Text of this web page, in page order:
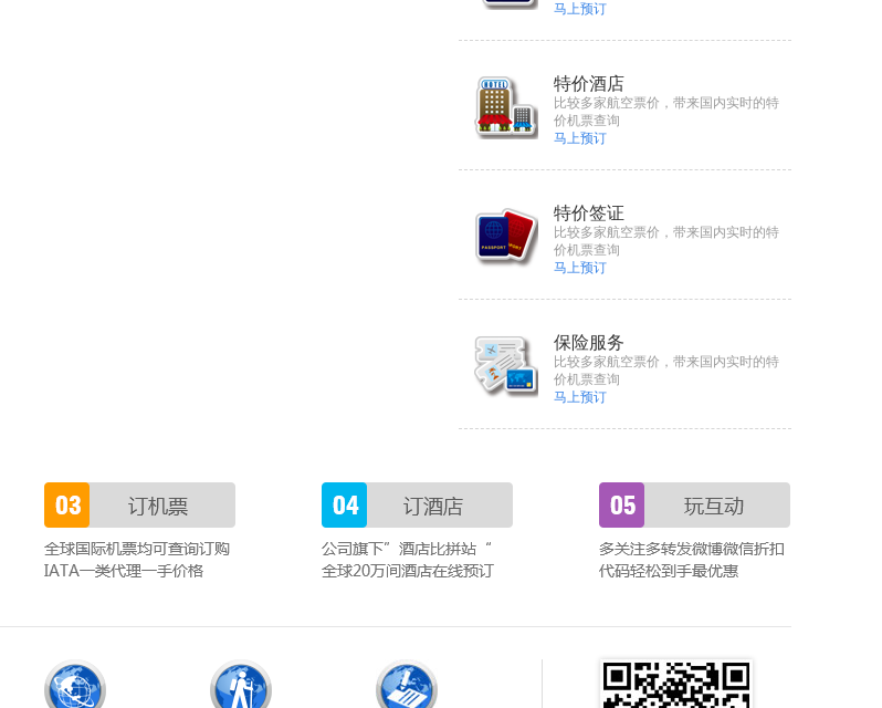
马上预订
特价酒店
比较多家航空票价，带来国内实时的特
价机票查询
马上预订
特价签证
比较多家航空票价，带来国内实时的特
价机票查询
马上预订
保险服务
比较多家航空票价，带来国内实时的特
价机票查询
马上预订